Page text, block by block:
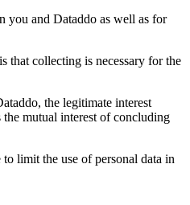
you and Dataddo as well as for
that collecting is necessary for the
the legitimate interest
mutual interest of concluding
limit the use of personal data in